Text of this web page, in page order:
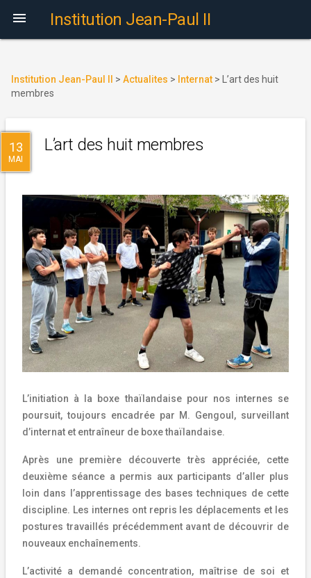
 Institution Jean-Paul II
Institution Jean-Paul II > Actualites > Internat >
L’art des huit
membres
13
MAI
L’art des huit membres
L’initiation à la boxe thaïlandaise pour nos internes se
poursuit, toujours encadrée par M. Gengoul, surveillant
d’internat et entraîneur de boxe thaïlandaise.
Après une première découverte très appréciée, cette
deuxième séance a permis aux participants d’aller plus
loin dans l’apprentissage des bases techniques de cette
discipline. Les internes ont repris les déplacements et les
postures travaillés précédemment avant de découvrir de
nouveaux enchaînements.
L’activité a demandé concentration, maîtrise de soi et